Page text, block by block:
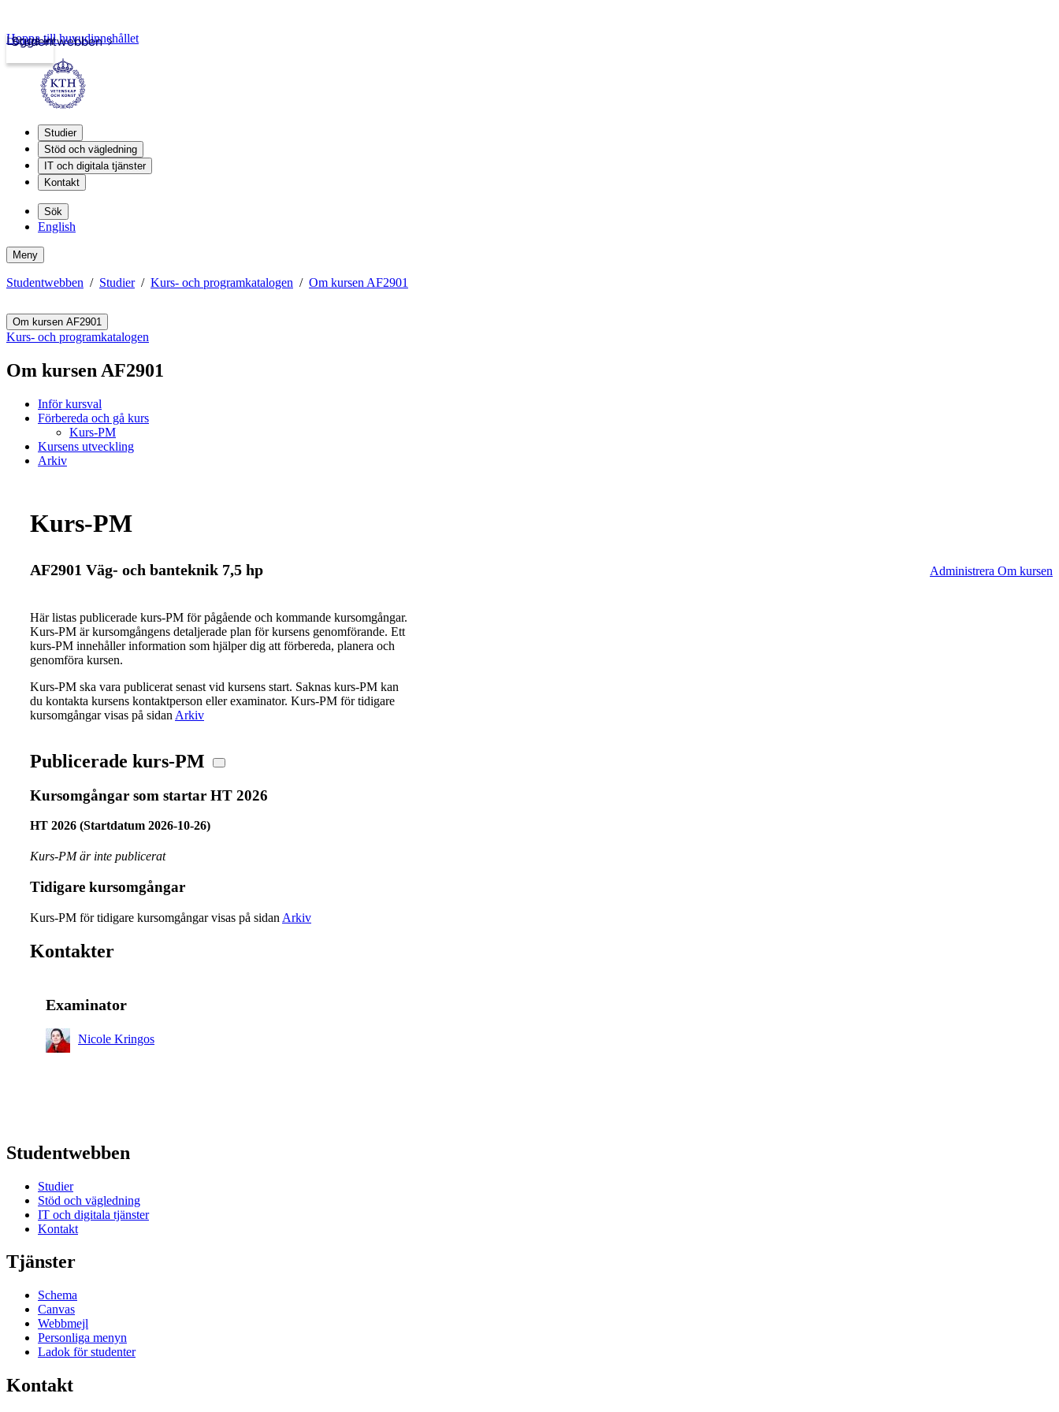
Studentwebben
Logga in
Hoppa till huvudinnehållet
Studier
Stöd och vägledning
IT och digitala tjänster
Kontakt
Sök
English
Meny
Studentwebben Studier Kurs- och programkatalogen Om kursen AF2901
Om kursen AF2901
Kurs- och programkatalogen
Om kursen AF2901
Inför kursval
Förbereda och gå kurs
Kurs-PM
Kursens utveckling
Arkiv
Kurs-PM
AF2901 Väg- och banteknik 7,5 hp Administrera Om kursen
Här listas publicerade kurs-PM för pågående och kommande kursomgångar.
Kurs-PM är kursomgångens detaljerade plan för kursens genomförande. Ett
kurs-PM innehåller information som hjälper dig att förbereda, planera och
genomföra kursen.
Kurs-PM ska vara publicerat senast vid kursens start. Saknas kurs-PM kan
du kontakta kursens kontaktperson eller examinator. Kurs-PM för tidigare
kursomgångar visas på sidan Arkiv
Publicerade kurs-PM
Kursomgångar som startar HT 2026
HT 2026 (Startdatum 2026-10-26)
Kurs-PM är inte publicerat
Tidigare kursomgångar
Kurs-PM för tidigare kursomgångar visas på sidan Arkiv
Kontakter
Examinator
Nicole Kringos
Studentwebben
Studier
Stöd och vägledning
IT och digitala tjänster
Kontakt
Tjänster
Schema
Canvas
Webbmejl
Personliga menyn
Ladok för studenter
Kontakt